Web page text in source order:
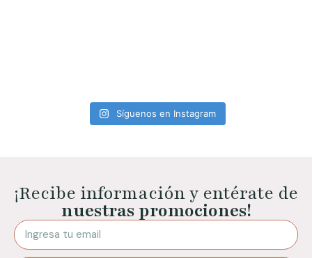
Síguenos en Instagram
¡Recibe información y entérate de
nuestras promociones!